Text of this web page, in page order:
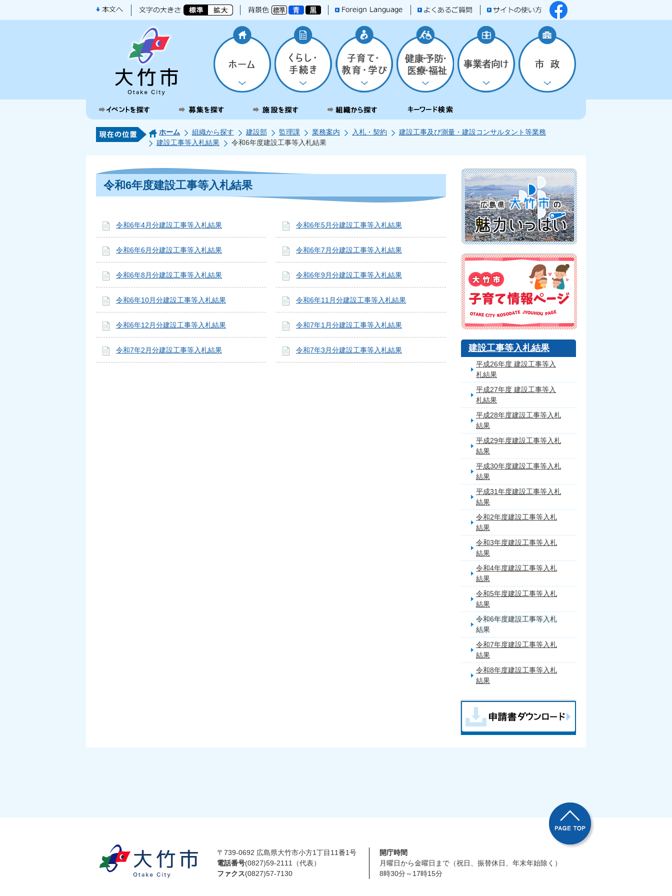
ホーム 組織から探す 建設部 監理課 業務案内 入札・契約
建設工事及び測量・建設コンサルタント等業務
建設工事等入札結果
令和6年度建設工事等入札結果
令和6年度建設工事等入札結果
令和6年4月分建設工事等入札結果 令和6年5月分建設工事等入札結果
令和6年6月分建設工事等入札結果 令和6年7月分建設工事等入札結果
令和6年8月分建設工事等入札結果 令和6年9月分建設工事等入札結果
令和6年10月分建設工事等入札結果 令和6年11月分建設工事等入札結果
令和6年12月分建設工事等入札結果 令和7年1月分建設工事等入札結果
令和7年2月分建設工事等入札結果 令和7年3月分建設工事等入札結果 建設工事等入札結果
平成26年度 建設工事等入
札結果
平成27年度 建設工事等入
札結果
平成28年度建設工事等入札
結果
平成29年度建設工事等入札
結果
平成30年度建設工事等入札
結果
平成31年度建設工事等入札
結果
令和2年度建設工事等入札
結果
令和3年度建設工事等入札
結果
令和4年度建設工事等入札
結果
令和5年度建設工事等入札
結果
令和6年度建設工事等入札
結果
令和7年度建設工事等入札
結果
令和8年度建設工事等入札
結果
〒739-0692 広島県大竹市小方1丁目11番1号
電話番号(0827)59-2111（代表）
ファクス(0827)57-7130
開庁時間
月曜日から金曜日まで（祝日、振替休日、年末年始除く）
8時30分～17時15分